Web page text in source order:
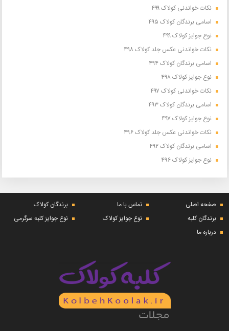
نکات خواندنی کولاک ۴۹۹
اسامی برندگان کولاک ۴۹۵
نوع جوایز کولاک ۴۹۹
نکات خواندنی عکس جلد کولاک ۴۹۸
اسامی برندگان کولاک ۴۹۴
نوع جوایز کولاک ۴۹۸
نکات خواندنی کولاک ۴۹۷
اسامی برندگان کولاک ۴۹۳
نوع جوایز کولاک ۴۹۷
نکات خواندنی عکس جلد کولاک ۴۹۶
اسامی برندگان کولاک ۴۹۲
نوع جوایز کولاک ۴۹۶
صفحه اصلی تماس با ما
برندگان کولاک
برندگان کلبه
نوع جوایز کولاک
نوع جوایز کلبه سرگرمی
درباره ما